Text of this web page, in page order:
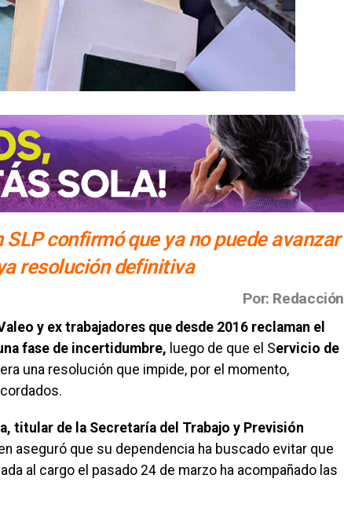
confirmó que ya no puede avanzar
resolución definitiva
Por: Redacción
y ex trabajadores que desde 2016 reclaman el
fase de incertidumbre, luego de que el Servicio de
una resolución que impide, por el momento,
titular de la Secretaría del Trabajo y Previsión
aseguró que su dependencia ha buscado evitar que
al cargo el pasado 24 de marzo ha acompañado las